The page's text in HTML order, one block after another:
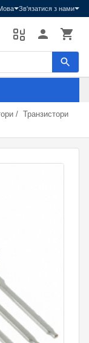
Зв'язатися з нами
/ Транзистори